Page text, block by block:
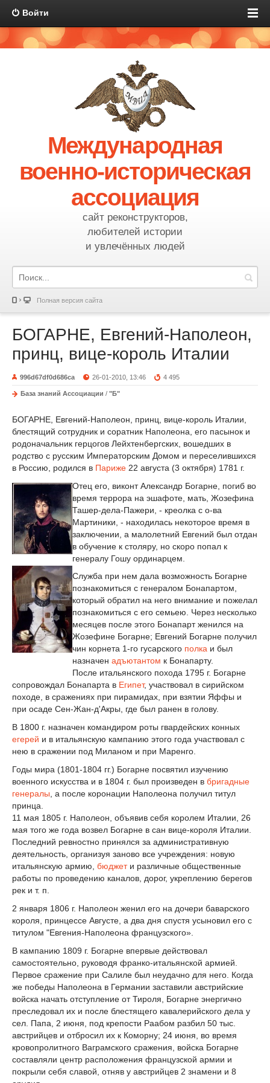
Войти
Международная
военно-историческая
ассоциация
сайт реконструкторов,
любителей истории
и увлечённых людей
Полная версия сайта
БОГАРНЕ, Евгений-Наполеон,
принц, вице-король Италии
996d67df0d686ca 26-01-2010, 13:46 4 495
База знаний Ассоциации / "Б"
БОГАРНЕ, Евгений-Наполеон, принц, вице-король Италии,
блестящий сотрудник и соратник Наполеона, его пасынок и
родоначальник герцогов Лейхтенбергских, вошедших в
родство с русским Императорским Домом и переселившихся
в Россию, родился в Париже 22 августа (3 октября) 1781 г.
Отец его, виконт Александр Богарне, погиб во
время террора на эшафоте, мать, Жозефина
Ташер-дела-Пажери, - креолка с о-ва
Мартиники, - находилась некоторое время в
заключении, а малолетний Евгений был отдан
в обучение к столяру, но скоро попал к
генералу Гошу ординарцем.
Служба при нем дала возможность Богарне
познакомиться с генералом Бонапартом,
который обратил на него внимание и пожелал
познакомиться с его семьею. Через несколько
месяцев после этого Бонапарт женился на
Жозефине Богарне; Евгений Богарне получил
чин корнета 1-го гусарского полка и был
назначен адъютантом к Бонапарту.
После итальянского похода 1795 г. Богарне
сопровождал Бонапарта в Египет, участвовал в сирийском
походе, в сражениях при пирамидах, при взятии Яффы и
при осаде Сен-Жан-д'Акры, где был ранен в голову.
В 1800 г. назначен командиром роты гвардейских конных
егерей и в итальянскую кампанию этого года участвовал с
нею в сражении под Миланом и при Маренго.
Годы мира (1801-1804 гг.) Богарне посвятил изучению
военного искусства и в 1804 г. был произведен в бригадные
генералы , а после коронации Наполеона получил титул
принца.
11 мая 1805 г. Наполеон, объявив себя королем Италии, 26
мая того же года возвел Богарне в сан вице-короля Италии.
Последний ревностно принялся за административную
деятельность, организуя заново все учреждения: новую
итальянскую армию, бюджети различные общественные
работы по проведению каналов, дорог, укреплению берегов
рек и т. п.
2 января 1806 г. Наполеон женил его на дочери баварского
короля, принцессе Августе, а два дня спустя усыновил его с
титулом "Евгения-Наполеона французского».
В кампанию 1809 г. Богарне впервые действовал
самостоятельно, руководя франко-итальянской армией.
Первое сражение при Салиле был неудачно для него. Когда
же победы Наполеона в Германии заставили австрийские
войска начать отступление от Тироля, Богарне энергично
преследовал их и после блестящего кавалерийского дела у
сел. Папа, 2 июня, под крепости Раабом разбил 50 тыс.
австрийцев и отбросил их к Коморну; 24 июня, во время
кровопролитного Ваграмского сражения, войска Богарне
составляли центр расположения французской армии и
покрыли себя славой, отняв у австрийцев 2 знамени и 8